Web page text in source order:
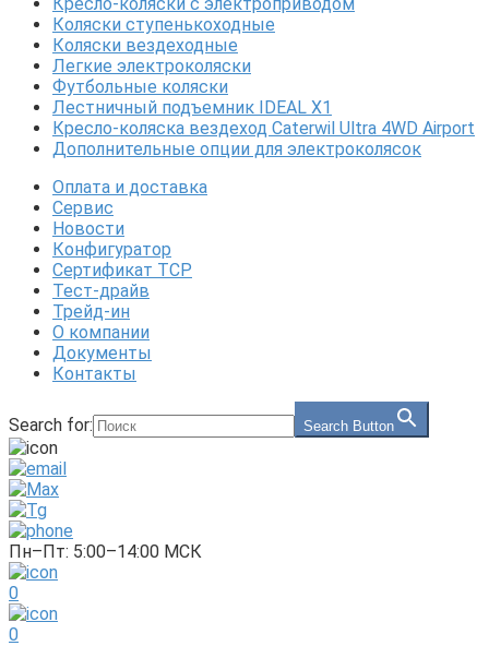
Коляски ступенькоходные
Коляски вездеходные
Легкие электроколяски
Футбольные коляски
Лестничный подъемник IDEAL X1
Кресло-коляска вездеход Caterwil Ultra 4WD Airport
Дополнительные опции для электроколясок
Оплата и доставка
Сервис
Новости
Конфигуратор
Сертификат ТСР
Тест-драйв
Трейд-ин
О компании
Документы
Контакты
Search for: Search Button
Пн–Пт: 5:00–14:00 МСК
0
0